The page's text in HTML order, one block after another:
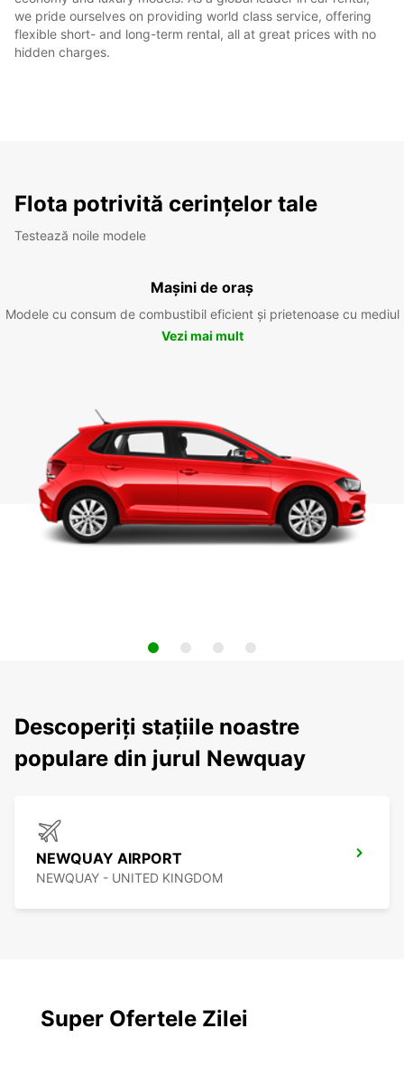
we pride ourselves on providing world class service, offering
flexible short- and long-term rental, all at great prices with no
hidden charges.
Flota potrivită cerințelor tale
Testează noile modele
Mașini de oraș
Modele cu consum de combustibil eficient și prietenoase cu mediul
Vezi mai mult
Descoperiți stațiile noastre
populare din jurul Newquay
NEWQUAY AIRPORT
NEWQUAY - UNITED KINGDOM
Super Ofertele Zilei